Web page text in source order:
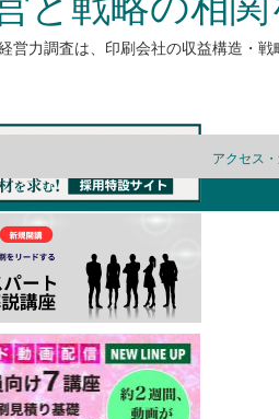
営力調査は、印刷会社の収益構造・
アクセス